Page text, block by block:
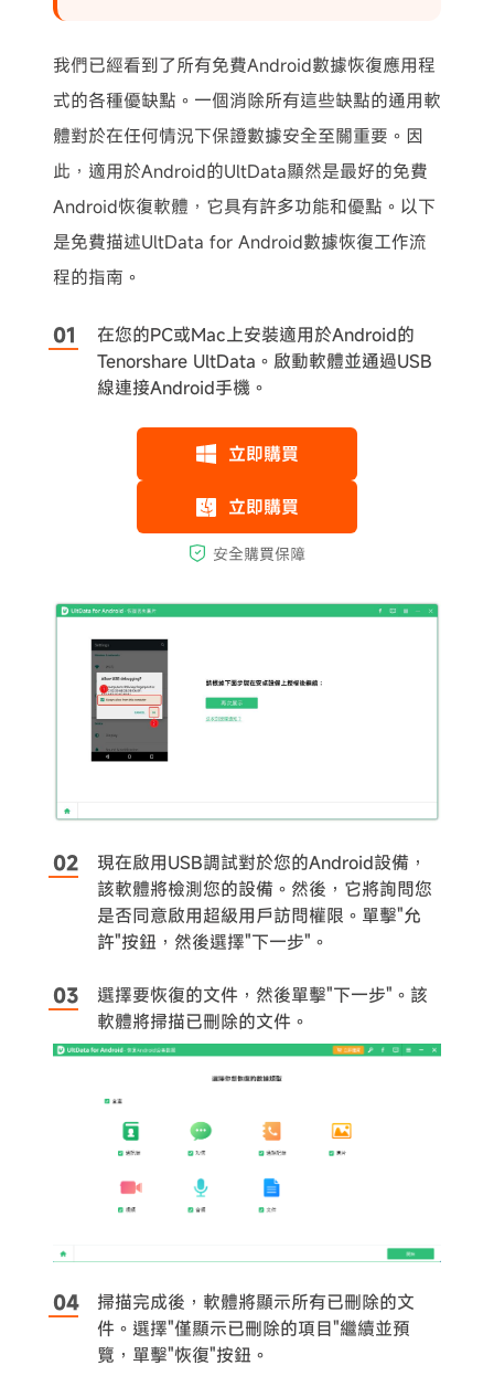
我們已經看到了所有免費Android數據恢復應用程
式的各種優缺點。一個消除所有這些缺點的通用軟
體對於在任何情況下保證數據安全至關重要。因
此，適用於Android的UltData顯然是最好的免費
Android恢復軟體，它具有許多功能和優點。以下
是免費描述UltData for Android數據恢復工作流
程的指南。
在您的PC或Mac上安裝適用於Android的
Tenorshare UltData。啟動軟體並通過USB
線連接Android手機。
現在啟用USB調試對於您的Android設備，
該軟體將檢測您的設備。然後，它將詢問您
是否同意啟用超級用戶訪問權限。單擊"允
許"按鈕，然後選擇"下一步"。
選擇要恢復的文件，然後單擊"下一步"。該
軟體將掃描已刪除的文件。
掃描完成後，軟體將顯示所有已刪除的文
件。選擇"僅顯示已刪除的項目"繼續並預
覽，單擊"恢復"按鈕。